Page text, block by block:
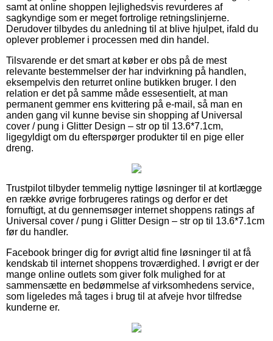
samt at online shoppen lejlighedsvis revurderes af
sagkyndige som er meget fortrolige retningslinjerne.
Derudover tilbydes du anledning til at blive hjulpet, ifald du
oplever problemer i processen med din handel.
Tilsvarende er det smart at køber er obs på de mest
relevante bestemmelser der har indvirkning på handlen,
eksempelvis den returret online butikken bruger. I den
relation er det på samme måde essesentielt, at man
permanent gemmer ens kvittering på e-mail, så man en
anden gang vil kunne bevise sin shopping af Universal
cover / pung i Glitter Design – str op til 13.6*7.1cm,
ligegyldigt om du efterspørger produkter til en pige eller
dreng.
Trustpilot tilbyder temmelig nyttige løsninger til at kortlægge
en række øvrige forbrugeres ratings og derfor er det
fornuftigt, at du gennemsøger internet shoppens ratings af
Universal cover / pung i Glitter Design – str op til 13.6*7.1cm
før du handler.
Facebook bringer dig for øvrigt altid fine løsninger til at få
kendskab til internet shoppens troværdighed. I øvrigt er der
mange online outlets som giver folk mulighed for at
sammensætte en bedømmelse af virksomhedens service,
som ligeledes må tages i brug til at afveje hvor tilfredse
kunderne er.